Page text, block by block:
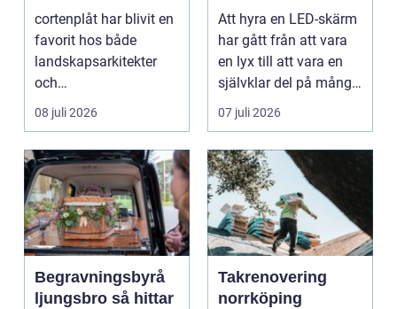
cortenplåt har blivit en
favorit hos både
landskapsarkitekter
och
trädgårdsentusiaster.
Det är ett m...
08 juli 2026
upplevelser på
event
Att hyra en LED-skärm
har gått från att vara
en lyx till att vara en
självklar del på många
event, m...
07 juli 2026
Begravningsbyrå
ljungsbro så hittar
Takrenovering
norrköping